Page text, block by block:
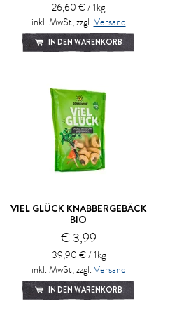
26,60 € / 1kg
inkl. MwSt, zzgl. Versand
IN DEN WARENKORB
VIEL GLÜCK KNABBERGEBÄCK
BIO
€ 3,99
39,90 € / 1kg
inkl. MwSt, zzgl. Versand
IN DEN WARENKORB